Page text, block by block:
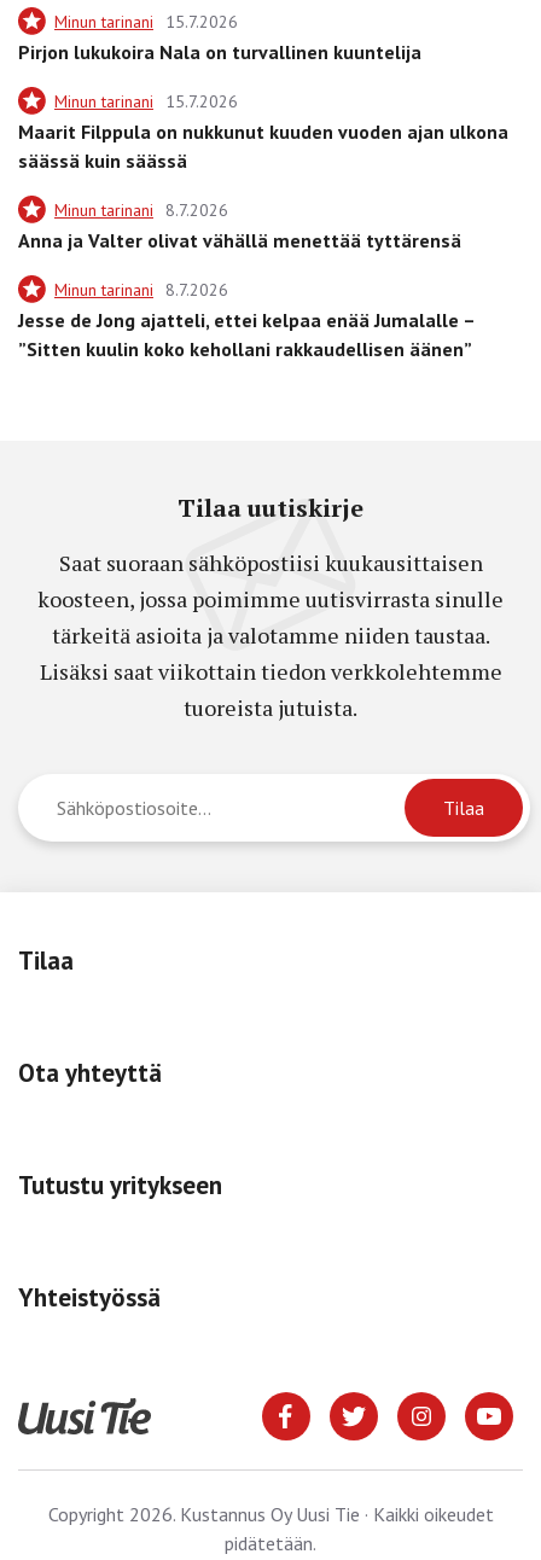
Minun tarinani 15.7.2026
Pirjon lukukoira Nala on turvallinen kuuntelija
Minun tarinani 15.7.2026
Maarit Filppula on nukkunut kuuden vuoden ajan ulkona
säässä kuin säässä
Minun tarinani 8.7.2026
Anna ja Valter olivat vähällä menettää tyttärensä
Minun tarinani 8.7.2026
Jesse de Jong ajatteli, ettei kelpaa enää Jumalalle –
”Sitten kuulin koko kehollani rakkaudellisen äänen”
Tilaa uutiskirje
Saat suoraan sähköpostiisi kuukausittaisen
koosteen, jossa poimimme uutisvirrasta sinulle
tärkeitä asioita ja valotamme niiden taustaa.
Lisäksi saat viikottain tiedon verkkolehtemme
tuoreista jutuista.
Tilaa
Ota yhteyttä
Tutustu yritykseen
Yhteistyössä
Copyright 2026. Kustannus Oy Uusi Tie · Kaikki oikeudet
pidätetään.